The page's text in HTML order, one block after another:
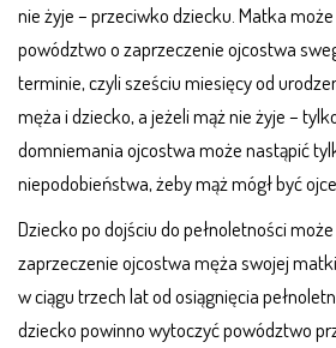
nie żyje – przeciwko dziecku. Matka
powództwo o zaprzeczenie ojcostwa
terminie, czyli sześciu miesięcy od
męża i dziecko, a jeżeli mąż nie żyje –
domniemania ojcostwa może nastąpić
niepodobieństwa, żeby mąż mógł być
Dziecko po dojściu do pełnoletności
zaprzeczenie ojcostwa męża swojej
w ciągu trzech lat od osiągnięcia
dziecko powinno wytoczyć powództwo